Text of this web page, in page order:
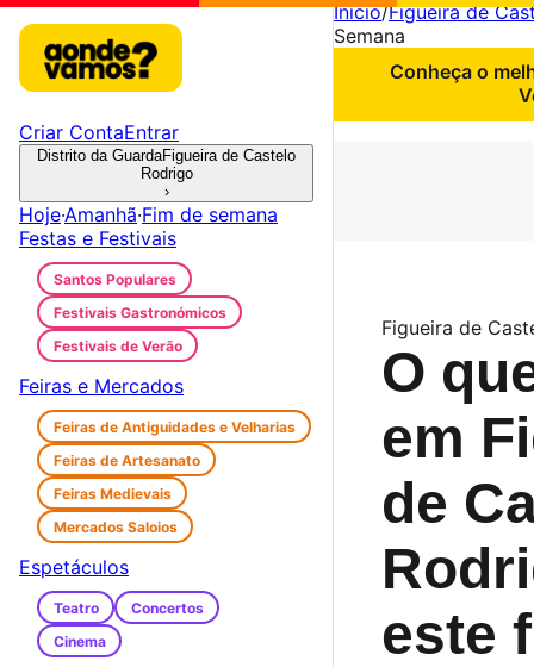
Início/Figueira de
Semana
Conheça o
Figueira de
O
em
de
este
Criar ContaEntrar
Distrito da GuardaFigueira de Castelo
Rodrigo
›
Hoje·Amanhã·Fim de semana
Festas e Festivais
Santos Populares
Festivais Gastronómicos
Festivais de Verão
Feiras e Mercados
Feiras de Antiguidades e Velharias
Feiras de Artesanato
Feiras Medievais
Mercados Saloios
Espetáculos
Teatro
Concertos
Cinema